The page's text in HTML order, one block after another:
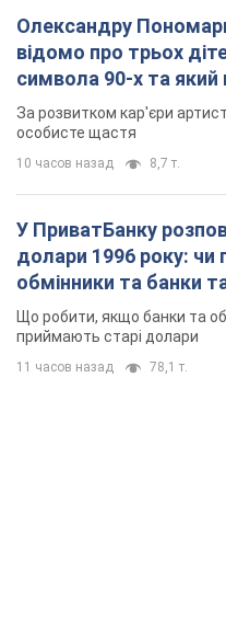
приймають старі долари
11 часов назад 78,1 т.